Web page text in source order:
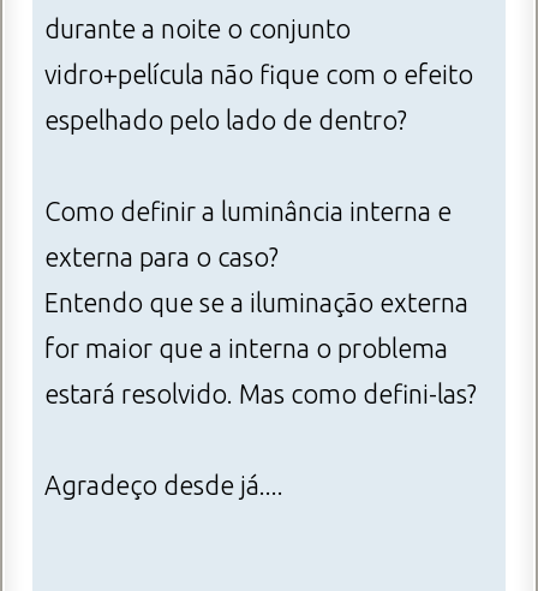
durante a noite o conjunto
vidro+película não fique com o efeito
espelhado pelo lado de dentro?
Como definir a luminância interna e
externa para o caso?
Entendo que se a iluminação externa
for maior que a interna o problema
estará resolvido. Mas como defini-las?
Agradeço desde já....